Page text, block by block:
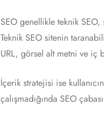
SEO genellikle teknik
Teknik SEO sitenin
URL, görsel alt metni ve iç
İçerik stratejisi ise
çalışmadığında SEO